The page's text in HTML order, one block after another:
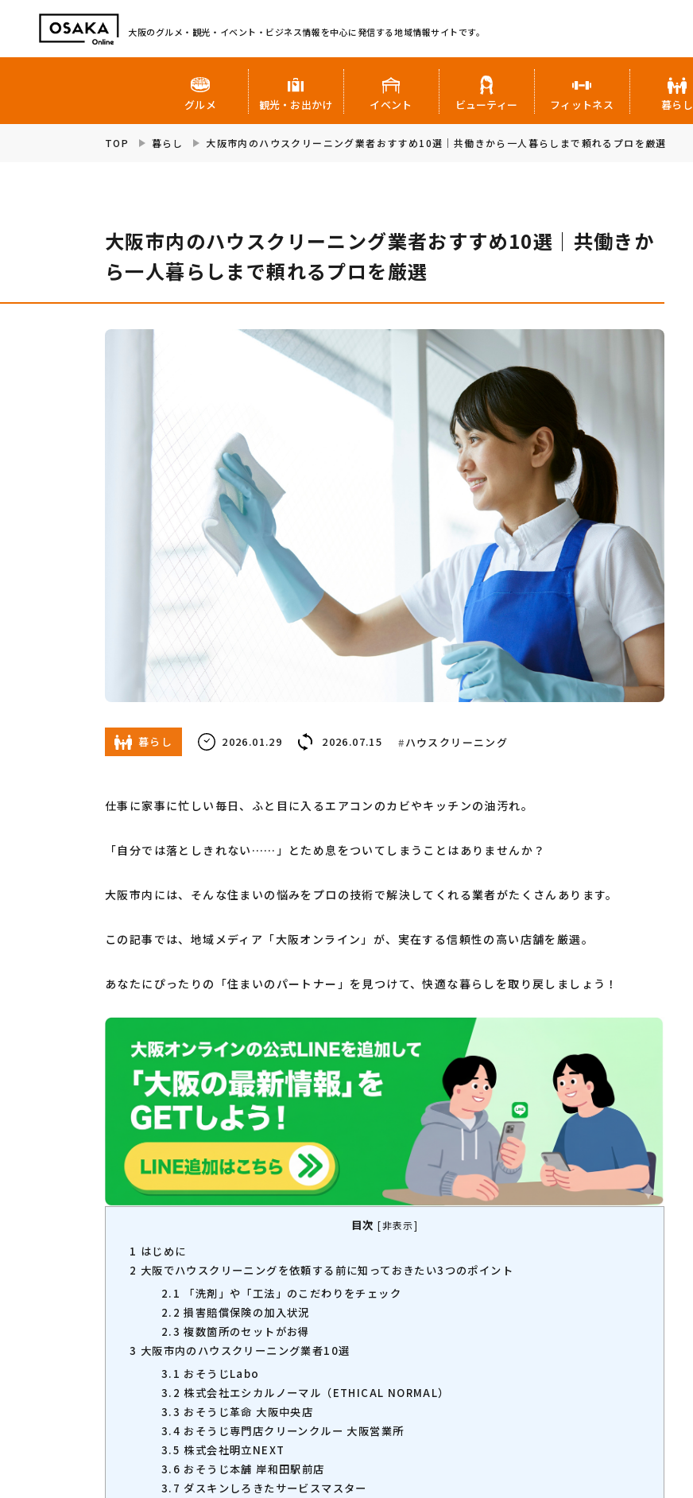
大阪のグルメ・観光・イベント・ビジネス情報を中心に発信する地域情報サイトです。
グルメ 観光・お出かけ イベント ビューティー フィットネス 暮らし
TOP 暮らし 大阪市内のハウスクリーニング業者おすすめ10選｜共働きから一人暮らしまで頼れるプロを厳選
大阪市内のハウスクリーニング業者おすすめ10選｜共働きか
ら一人暮らしまで頼れるプロを厳選
暮らし 2026.01.29 2026.07.15 ハウスクリーニング
仕事に家事に忙しい毎日、ふと目に入るエアコンのカビやキッチンの油汚れ。
「自分では落としきれない……」とため息をついてしまうことはありませんか？
大阪市内には、そんな住まいの悩みをプロの技術で解決してくれる業者がたくさんあります。
この記事では、地域メディア「大阪オンライン」が、実在する信頼性の高い店舗を厳選。
あなたにぴったりの「住まいのパートナー」を見つけて、快適な暮らしを取り戻しましょう！
目次 [非表示]
1 はじめに
2 大阪でハウスクリーニングを依頼する前に知っておきたい3つのポイント
2.1
「洗剤」や「工法」のこだわりをチェック
2.2 損害賠償保険の加入状況
2.3 複数箇所のセットがお得
3 大阪市内のハウスクリーニング業者10選
3.1 おそうじLabo
3.2 株式会社エシカルノーマル（ETHICAL NORMAL）
3.3 おそうじ革命 大阪中央店
3.4 おそうじ専門店クリーンクルー 大阪営業所
3.5 株式会社明立NEXT
3.6 おそうじ本舗 岸和田駅前店
3.7 ダスキンしろきたサービスマスター